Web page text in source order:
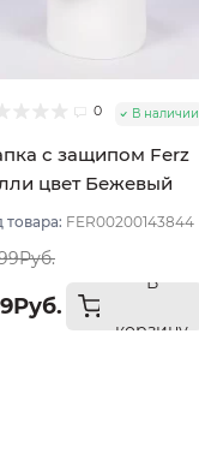
0 В наличии
с защипом Ferz
цвет Бежевый
товара: FER00200143844
В
корзину